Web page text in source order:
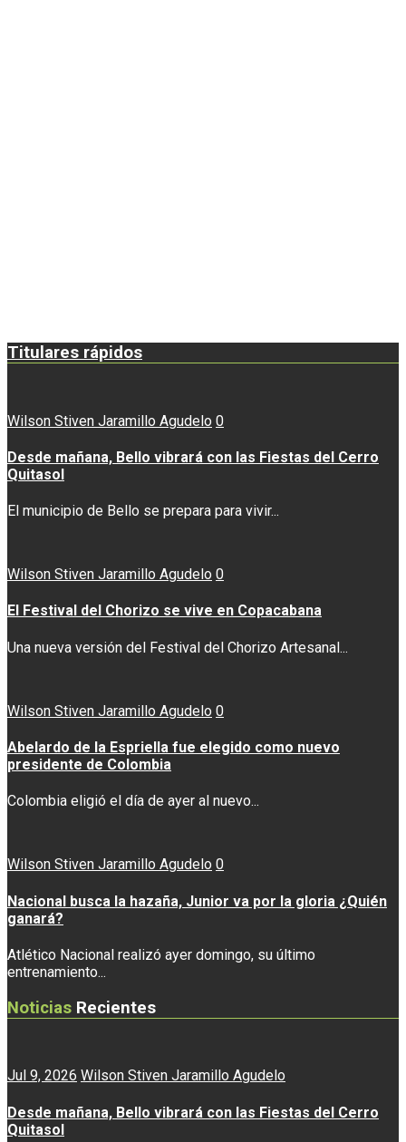
Titulares rápidos
Wilson Stiven Jaramillo Agudelo 0
Desde mañana, Bello vibrará con las Fiestas del Cerro
Quitasol
El municipio de Bello se prepara para vivir...
Wilson Stiven Jaramillo Agudelo 0
El Festival del Chorizo se vive en Copacabana
Una nueva versión del Festival del Chorizo Artesanal...
Wilson Stiven Jaramillo Agudelo 0
Abelardo de la Espriella fue elegido como nuevo
presidente de Colombia
Colombia eligió el día de ayer al nuevo...
Wilson Stiven Jaramillo Agudelo 0
Nacional busca la hazaña, Junior va por la gloria ¿Quién
ganará?
Atlético Nacional realizó ayer domingo, su último
entrenamiento...
Noticias Recientes
Jul 9, 2026 Wilson Stiven Jaramillo Agudelo
Desde mañana, Bello vibrará con las Fiestas del Cerro
Quitasol